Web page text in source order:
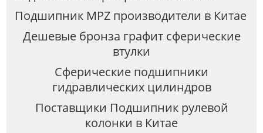
Подшипник MPZ производители в Китае
Дешевые бронза графит сферические
втулки
Сферические подшипники
гидравлических цилиндров
Поставщики Подшипник рулевой
колонки в Китае